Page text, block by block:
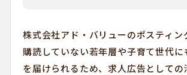
株式会社アド・バリューのポスティン
購読していない若年層や子育て世代に
を届けられるため、求人広告としての